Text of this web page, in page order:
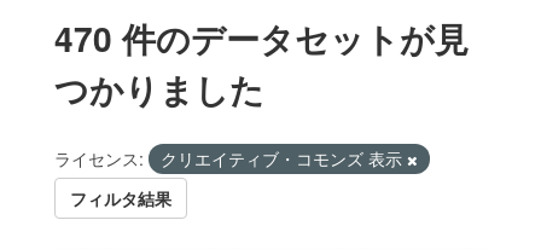
470 件のデータセットが見
つかりました
ライセンス:
クリエイティブ・コモンズ 表示
フィルタ結果